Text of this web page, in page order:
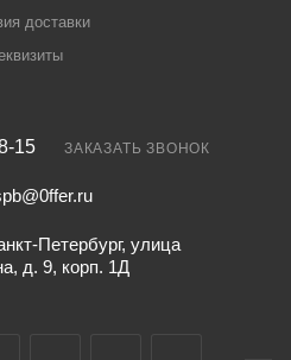
доставки
15 ЗАКАЗАТЬ ЗВОНОК
Петербург, улица
д. 9, корп. 1Д